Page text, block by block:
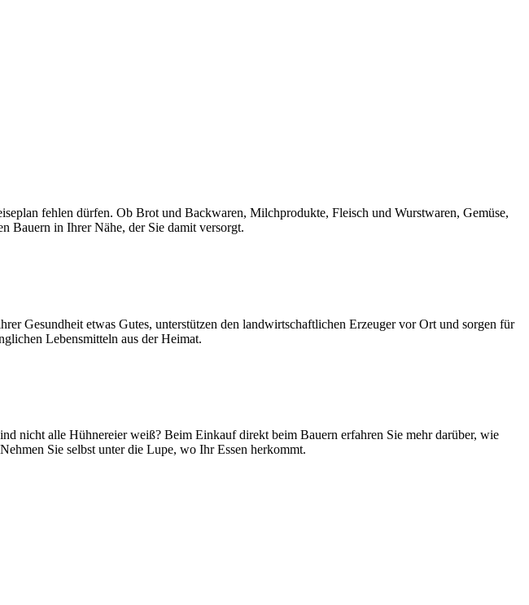
fehlen dürfen. Ob Brot und Backwaren, Milchprodukte, Fleisch und Wurstwaren, Gemüse,
Bauern in Ihrer Nähe, der Sie damit versorgt.
Gesundheit etwas Gutes, unterstützen den landwirtschaftlichen Erzeuger vor Ort und sorgen für
Lebensmitteln aus der Heimat.
nicht alle Hühnereier weiß? Beim Einkauf direkt beim Bauern erfahren Sie mehr darüber, wie
Sie selbst unter die Lupe, wo Ihr Essen herkommt.